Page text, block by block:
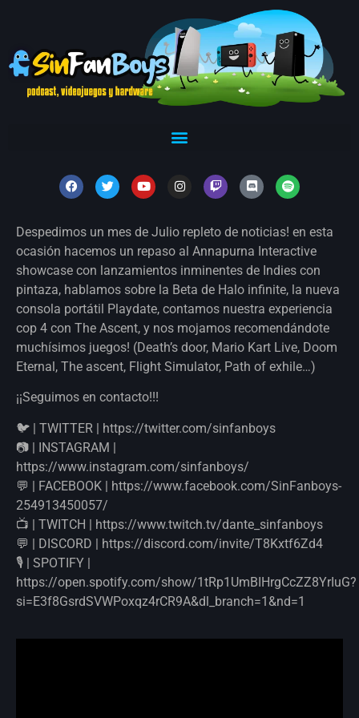
Despedimos un mes de Julio repleto de noticias! en esta
ocasión hacemos un repaso al Annapurna Interactive
showcase con lanzamientos inminentes de Indies con
pintaza, hablamos sobre la Beta de Halo infinite, la nueva
consola portátil Playdate, contamos nuestra experiencia
cop 4 con The Ascent, y nos mojamos recomendándote
muchísimos juegos! (Death’s door, Mario Kart Live, Doom
Eternal, The ascent, Flight Simulator, Path of exhile…)
¡¡Seguimos en contacto!!!
🐦 | TWITTER | https://twitter.com/sinfanboys
📷 | INSTAGRAM |
https://www.instagram.com/sinfanboys/
💬 | FACEBOOK | https://www.facebook.com/SinFanboys-
254913450057/
📺 | TWITCH | https://www.twitch.tv/dante_sinfanboys
💬 | DISCORD | https://discord.com/invite/T8Kxtf6Zd4
🎙️ | SPOTIFY |
https://open.spotify.com/show/1tRp1UmBIHrgCcZZ8YrIuG?
si=E3f8GsrdSVWPoxqz4rCR9A&dl_branch=1&nd=1